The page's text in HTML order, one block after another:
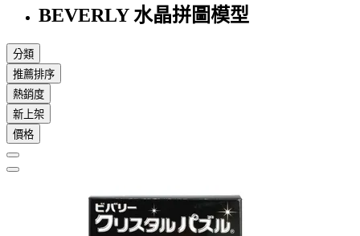
BEVERLY 水晶拼圖模型
分類
推薦排序
熱銷度
新上架
價格